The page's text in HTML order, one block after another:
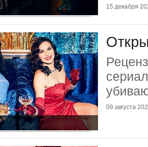
15 декабря
09 августа